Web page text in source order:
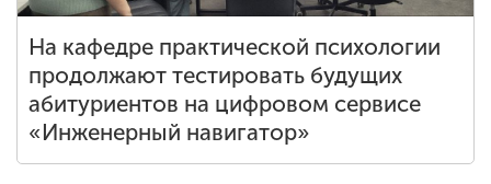
На кафедре практической психологии
продолжают тестировать будущих
абитуриентов на цифровом сервисе
«Инженерный навигатор»